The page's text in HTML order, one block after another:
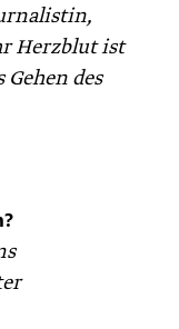
Herzblut ist
des